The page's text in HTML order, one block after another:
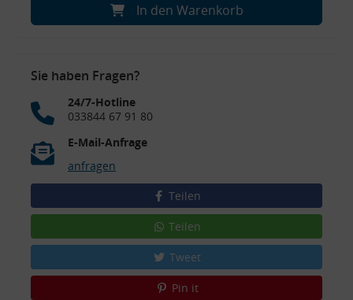
In den Warenkorb
Sie haben Fragen?
24/7-Hotline
033844 67 91 80
E-Mail-Anfrage
anfragen
Teilen
Teilen
Tweet
Pin it